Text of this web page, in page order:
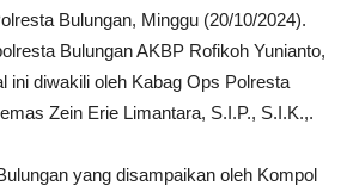
Bulungan, Minggu (20/10/2024).
Bulungan AKBP Rofikoh Yunianto,
ini diwakili oleh Kabag Ops Polresta
Zein Erie Limantara, S.I.P., S.I.K.,.
yang disampaikan oleh Kompol